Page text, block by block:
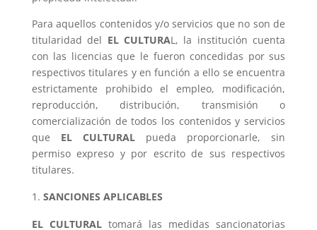
Para aquellos contenidos y/o servicios que no son de
titularidad del EL CULTURAL, la institución cuenta
con las licencias que le fueron concedidas por sus
respectivos titulares y en función a ello se encuentra
estrictamente prohibido el empleo, modificación,
reproducción, distribución, transmisión o
comercialización de todos los contenidos y servicios
que EL CULTURALpueda proporcionarle, sin
permiso expreso y por escrito de sus respectivos
titulares.
SANCIONES APLICABLES
EL CULTURALtomará las medidas sancionatorias